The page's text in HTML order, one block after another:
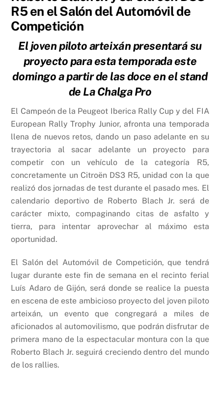
R5 en el Salón del Automóvil de
Competición
El joven piloto arteixán presentará su
proyecto para esta temporada este
domingo a partir de las doce en el stand
de La Chalga Pro
El Campeón de la Peugeot Iberica Rally Cup y del FIA
European Rally Trophy Junior, afronta una temporada
llena de nuevos retos, dando un paso adelante en su
trayectoria al sacar adelante un proyecto para
competir con un vehículo de la categoría R5,
concretamente un Citroën DS3 R5, unidad con la que
realizó dos jornadas de test durante el pasado mes. El
calendario deportivo de Roberto Blach Jr. será de
carácter mixto, compaginando citas de asfalto y
tierra, para intentar aprovechar al máximo esta
oportunidad.
El Salón del Automóvil de Competición, que tendrá
lugar durante este fin de semana en el recinto ferial
Luís Adaro de Gijón, será donde se realice la puesta
en escena de este ambicioso proyecto del joven piloto
arteixán, un evento que congregará a miles de
aficionados al automovilismo, que podrán disfrutar de
primera mano de la espectacular montura con la que
Roberto Blach Jr. seguirá creciendo dentro del mundo
de los rallies.